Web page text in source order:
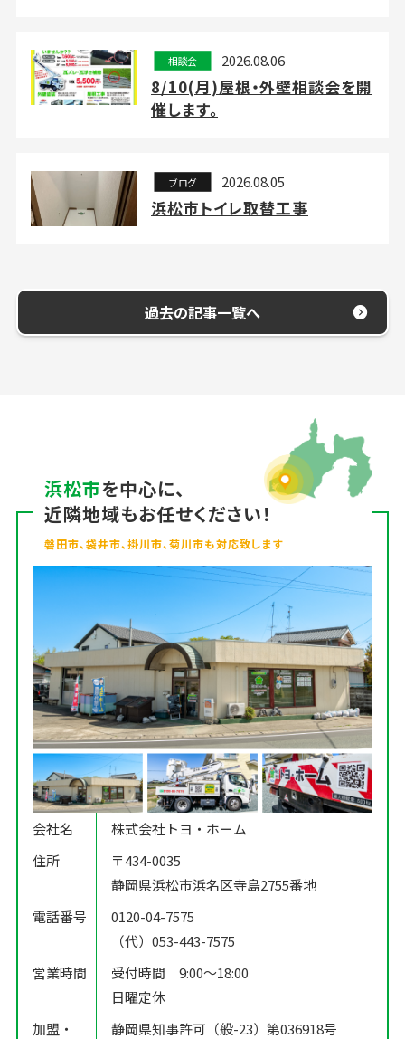
相談会 2026.08.06
8/10(月)屋根・外壁相談会を開
催します。
ブログ 2026.08.05
浜松市トイレ取替工事
過去の記事一覧へ
浜松市を中心に、
近隣地域もお任せください！
磐田市、袋井市、掛川市、菊川市も対応致します
会社名
株式会社トヨ・ホーム
住所
〒434-0035
静岡県浜松市浜名区寺島2755番地
電話番号
0120-04-7575
（代）053-443-7575
営業時間
受付時間 9:00〜18:00
日曜定休
加盟・
静岡県知事許可（般-23）第036918号